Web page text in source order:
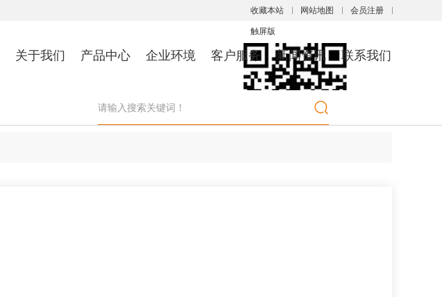
收藏本站 网站地图 会员注册
触屏版
关于我们 产品中心 企业环境 客户服务 新闻资讯 联系我们